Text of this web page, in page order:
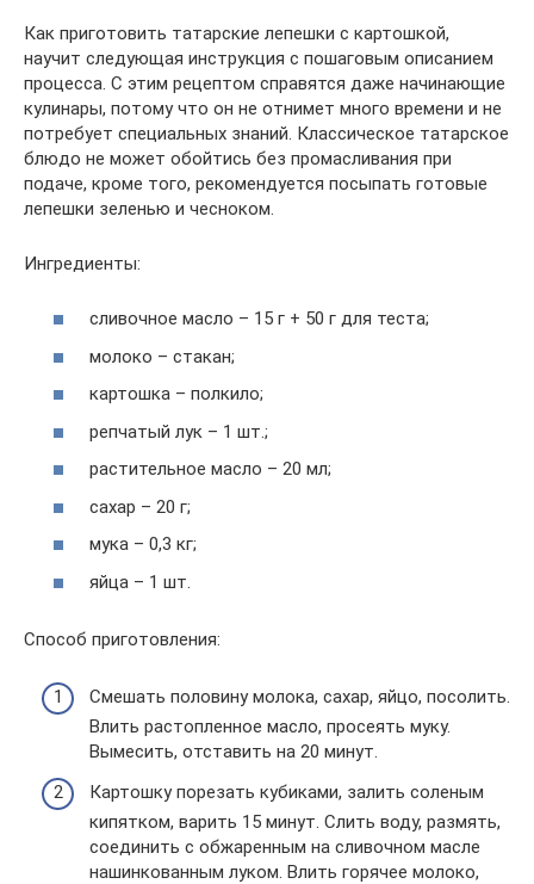
Как приготовить татарские лепешки с картошкой,
научит следующая инструкция с пошаговым описанием
процесса. С этим рецептом справятся даже начинающие
кулинары, потому что он не отнимет много времени и не
потребует специальных знаний. Классическое татарское
блюдо не может обойтись без промасливания при
подаче, кроме того, рекомендуется посыпать готовые
лепешки зеленью и чесноком.
Ингредиенты:
сливочное масло – 15 г + 50 г для теста;
молоко – стакан;
картошка – полкило;
репчатый лук – 1 шт.;
растительное масло – 20 мл;
сахар – 20 г;
мука – 0,3 кг;
яйца – 1 шт.
Способ приготовления:
Смешать половину молока, сахар, яйцо, посолить.
Влить растопленное масло, просеять муку.
Вымесить, отставить на 20 минут.
Картошку порезать кубиками, залить соленым
кипятком, варить 15 минут. Слить воду, размять,
соединить с обжаренным на сливочном масле
нашинкованным луком. Влить горячее молоко,